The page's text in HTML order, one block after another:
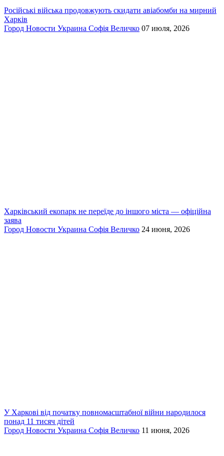
Російські війська продовжують скидати авіабомби на мирний
Харків
Город Новости Украина Софія Величко 07 июля, 2026
Харківський екопарк не переїде до іншого міста — офіційна
заява
Город Новости Украина Софія Величко 24 июня, 2026
У Харкові від початку повномасштабної війни народилося
понад 11 тисяч дітей
Город Новости Украина Софія Величко 11 июня, 2026